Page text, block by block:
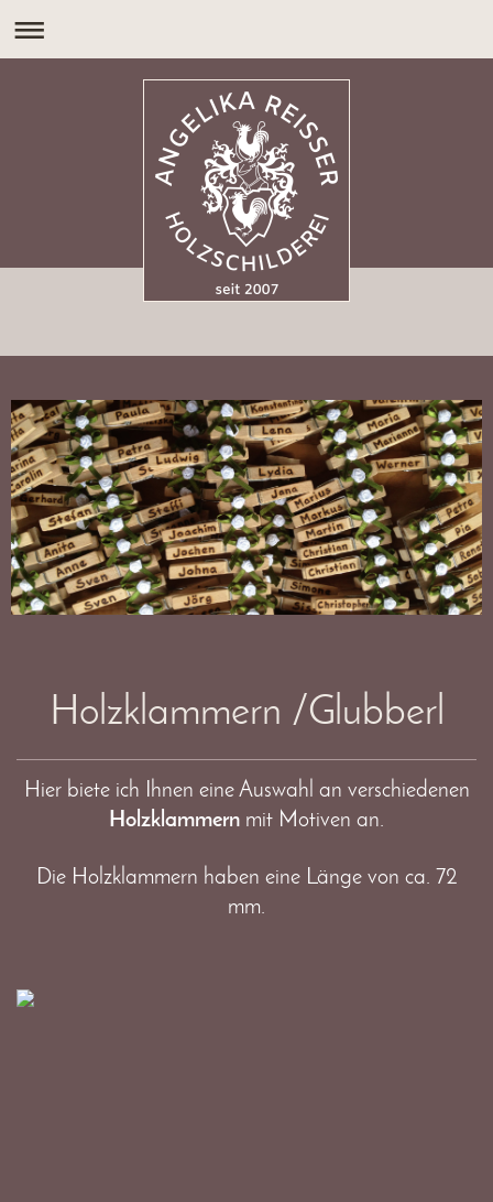
Holzklammern /Glubberl
Hier biete ich Ihnen eine Auswahl an verschiedenen
Holzklammern mit Motiven an.
Die Holzklammern haben eine Länge von ca. 72
mm.